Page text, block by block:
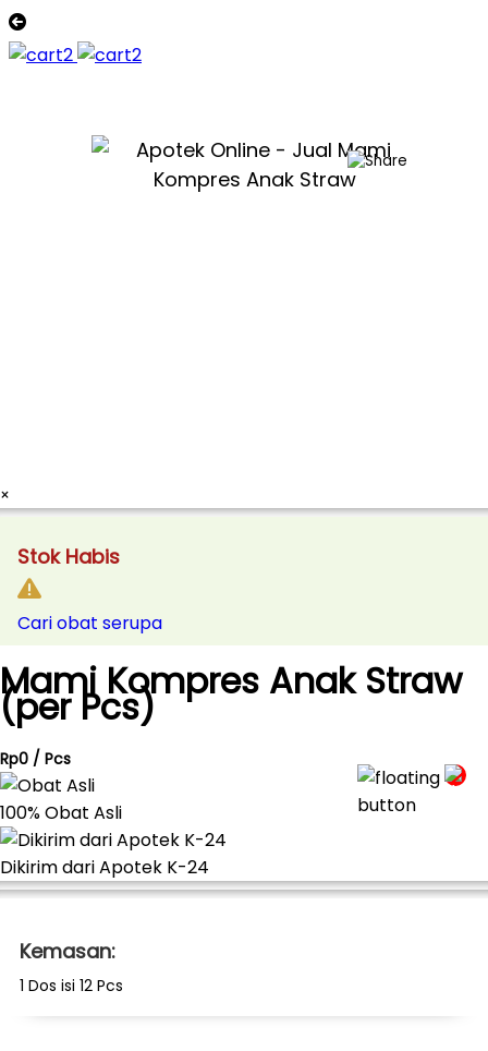
×
Stok Habis
Cari obat serupa
Mami Kompres Anak Straw
(per Pcs)
Rp0 / Pcs
100% Obat Asli
Dikirim dari Apotek K-24
Kemasan:
1 Dos isi 12 Pcs